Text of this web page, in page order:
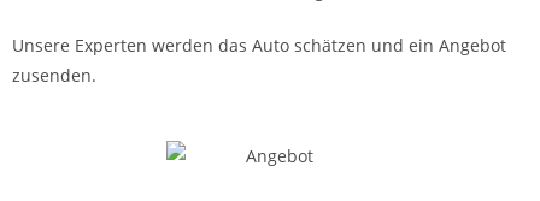
Unsere Experten werden das Auto schätzen und ein Angebot
zusenden.